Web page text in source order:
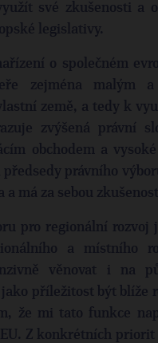
své zkušenosti a
legislativy.
o společném
zejména malým a
země, a tedy k
zvýšená právní
obchodem a
právního
a má za sebou
pro regionální rozvoj
a místního
věnovat i na
příležitost být blíže
že mi tato funkce
Z konkrétních